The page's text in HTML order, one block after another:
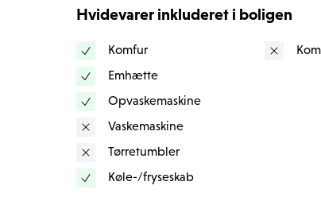
stuen giver en fantastisk udsigt over
enestående solopgange. På klare dage
Desuden har lejligheden mulighed for at
adgang til fællesvaskeri i ejendommen,
Med sin charmerende havn, hyggelige
naturskønne stier.
Hvidevarer inkluderet i boligen
Komfur
Emhætte
Opvaskemaskine
Vaskemaskine
Tørretumbler
Køle-/fryseskab